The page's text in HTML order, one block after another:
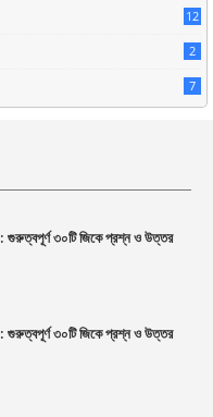
12
2
7
গুরুত্বপূর্ণ ৩০টি জিকে প্রশ্ন ও উত্তর
গুরুত্বপূর্ণ ৩০টি জিকে প্রশ্ন ও উত্তর